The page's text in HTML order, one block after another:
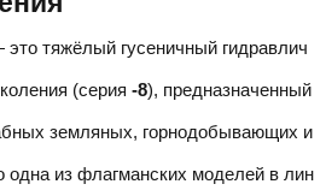
тяжёлый гусеничный гидравлич
(серия -8), предназначенный
земляных, горнодобывающих и
одна из флагманских моделей в лин